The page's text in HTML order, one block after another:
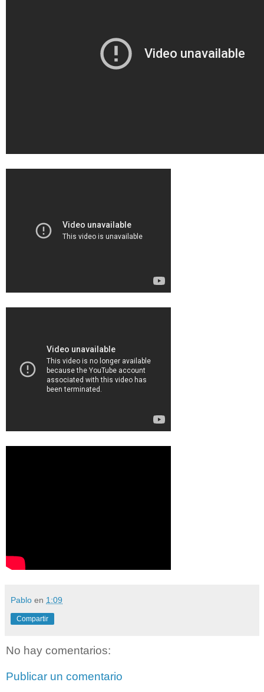
Pablo en 1:09
Compartir
No hay comentarios:
Publicar un comentario